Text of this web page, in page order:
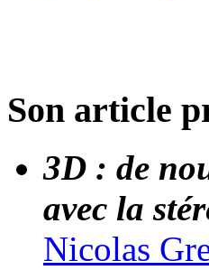
Son article
3D : de
avec la
Nicolas